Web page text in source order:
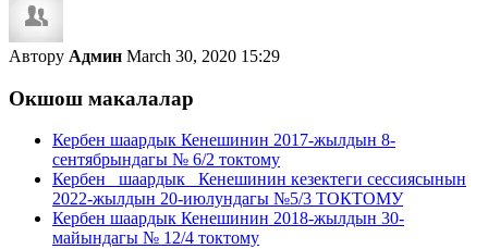
Автору Админ March 30, 2020 15:29
Окшош макалалар
Кербен шаардык Кенешинин 2017-жылдын 8-
сентябрындагы № 6/2 токтому
Кербен шаардык Кенешинин кезектеги сессиясынын
2022-жылдын 20-июлундагы №5/3 ТОКТОМУ
Кербен шаардык Кенешинин 2018-жылдын 30-
майындагы № 12/4 токтому